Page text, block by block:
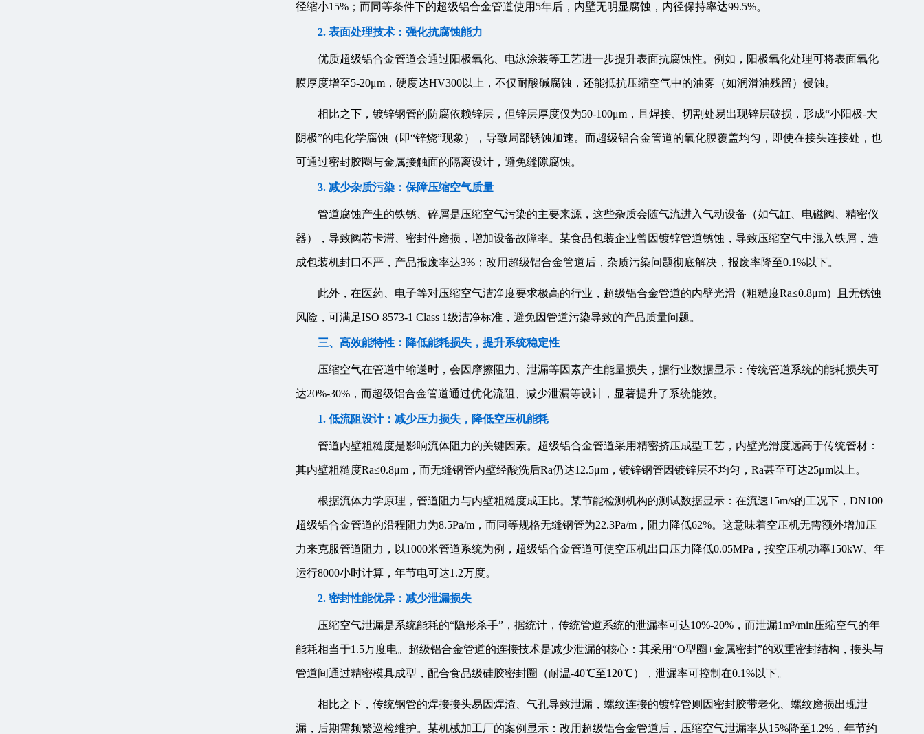
径缩小15%；而同等条件下的超级铝合金管道使用5年后，内壁无明显腐蚀，内径保持率达99.5%。
2. 表面处理技术：强化抗腐蚀能力
优质超级铝合金管道会通过阳极氧化、电泳涂装等工艺进一步提升表面抗腐蚀性。例如，阳极氧化处理可将表面氧化
膜厚度增至5-20μm，硬度达HV300以上，不仅耐酸碱腐蚀，还能抵抗压缩空气中的油雾（如润滑油残留）侵蚀。
相比之下，镀锌钢管的防腐依赖锌层，但锌层厚度仅为50-100μm，且焊接、切割处易出现锌层破损，形成“小阳极-大
阴极”的电化学腐蚀（即“锌烧”现象），导致局部锈蚀加速。而超级铝合金管道的氧化膜覆盖均匀，即使在接头连接处，也
可通过密封胶圈与金属接触面的隔离设计，避免缝隙腐蚀。
3. 减少杂质污染：保障压缩空气质量
管道腐蚀产生的铁锈、碎屑是压缩空气污染的主要来源，这些杂质会随气流进入气动设备（如气缸、电磁阀、精密仪
器），导致阀芯卡滞、密封件磨损，增加设备故障率。某食品包装企业曾因镀锌管道锈蚀，导致压缩空气中混入铁屑，造
成包装机封口不严，产品报废率达3%；改用超级铝合金管道后，杂质污染问题彻底解决，报废率降至0.1%以下。
此外，在医药、电子等对压缩空气洁净度要求极高的行业，超级铝合金管道的内壁光滑（粗糙度Ra≤0.8μm）且无锈蚀
风险，可满足ISO 8573-1 Class 1级洁净标准，避免因管道污染导致的产品质量问题。
三、高效能特性：降低能耗损失，提升系统稳定性
压缩空气在管道中输送时，会因摩擦阻力、泄漏等因素产生能量损失，据行业数据显示：传统管道系统的能耗损失可
达20%-30%，而超级铝合金管道通过优化流阻、减少泄漏等设计，显著提升了系统能效。
1. 低流阻设计：减少压力损失，降低空压机能耗
管道内壁粗糙度是影响流体阻力的关键因素。超级铝合金管道采用精密挤压成型工艺，内壁光滑度远高于传统管材：
其内壁粗糙度Ra≤0.8μm，而无缝钢管内壁经酸洗后Ra仍达12.5μm，镀锌钢管因镀锌层不均匀，Ra甚至可达25μm以上。
根据流体力学原理，管道阻力与内壁粗糙度成正比。某节能检测机构的测试数据显示：在流速15m/s的工况下，DN100
超级铝合金管道的沿程阻力为8.5Pa/m，而同等规格无缝钢管为22.3Pa/m，阻力降低62%。这意味着空压机无需额外增加压
力来克服管道阻力，以1000米管道系统为例，超级铝合金管道可使空压机出口压力降低0.05MPa，按空压机功率150kW、年
运行8000小时计算，年节电可达1.2万度。
2. 密封性能优异：减少泄漏损失
压缩空气泄漏是系统能耗的“隐形杀手”，据统计，传统管道系统的泄漏率可达10%-20%，而泄漏1m³/min压缩空气的年
能耗相当于1.5万度电。超级铝合金管道的连接技术是减少泄漏的核心：其采用“O型圈+金属密封”的双重密封结构，接头与
管道间通过精密模具成型，配合食品级硅胶密封圈（耐温-40℃至120℃），泄漏率可控制在0.1%以下。
相比之下，传统钢管的焊接接头易因焊渣、气孔导致泄漏，螺纹连接的镀锌管则因密封胶带老化、螺纹磨损出现泄
漏，后期需频繁巡检维护。某机械加工厂的案例显示：改用超级铝合金管道后，压缩空气泄漏率从15%降至1.2%，年节约